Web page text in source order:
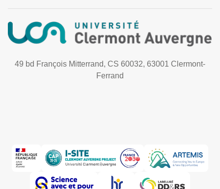
49 bd François Mitterrand, CS 60032, 63001 Clermont-
Ferrand